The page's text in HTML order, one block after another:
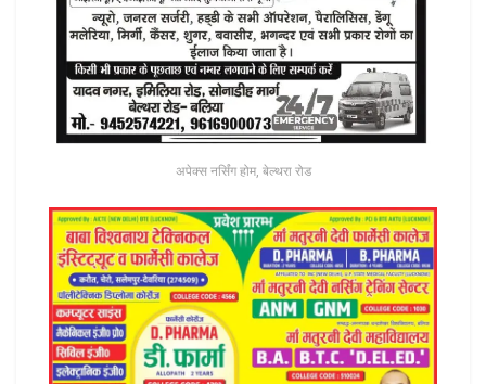
अपेक्स नर्सिंग होम, बेल्थरा रोड